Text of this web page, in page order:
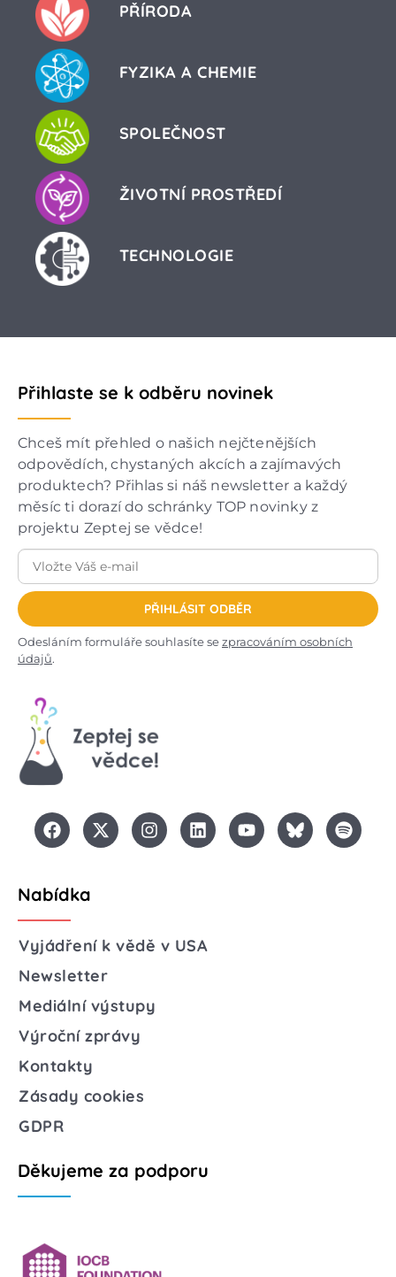
PŘÍRODA
FYZIKA A CHEMIE
SPOLEČNOST
ŽIVOTNÍ PROSTŘEDÍ
TECHNOLOGIE
Přihlaste se k odběru novinek
Chceš mít přehled o našich nejčtenějších
odpovědích, chystaných akcích a zajímavých
produktech? Přihlas si náš newsletter a každý
měsíc ti dorazí do schránky TOP novinky z
projektu Zeptej se vědce!
PŘIHLÁSIT ODBĚR
Odesláním formuláře souhlasíte sezpracováním osobních
údajů.
Nabídka
Vyjádření k vědě v USA
Newsletter
Mediální výstupy
Výroční zprávy
Kontakty
Zásady cookies
GDPR
Děkujeme za podporu